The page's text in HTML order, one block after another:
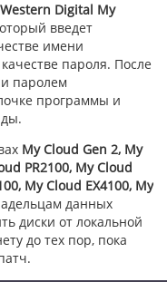
Western Digital My
введет
имени
пароля. После
паролем
программы и
My Cloud Gen 2, My
PR2100, My Cloud
My Cloud EX4100, My
данных
диски от локальной
до тех пор, пока